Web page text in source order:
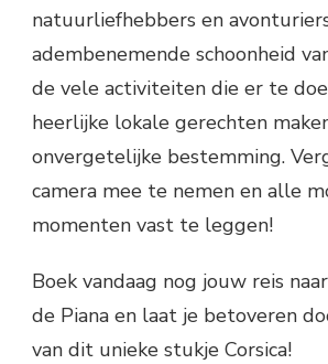
natuurliefhebbers en
adembenemende schoonheid
de vele activiteiten die er te
heerlijke lokale gerechten
onvergetelijke bestemming.
camera mee te nemen en alle
momenten vast te leggen!
Boek vandaag nog jouw reis
de Piana en laat je betoveren
van dit unieke stukje Corsica!